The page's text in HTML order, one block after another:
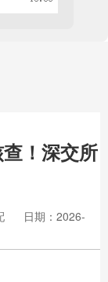
！深交所
日期：2026-